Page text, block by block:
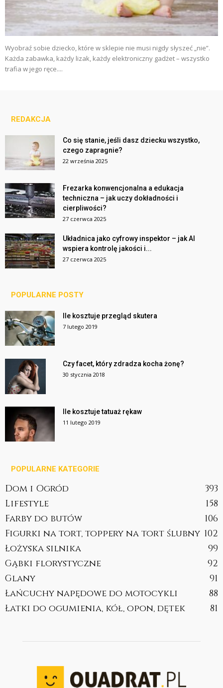
Wyobraź sobie dziecko, które w sklepie nie musi nigdy słyszeć „nie”.
Każda zabawka, każdy lizak, każdy elektroniczny gadżet – wszystko
trafia w jego ręce....
REDAKCJA
Co się stanie, jeśli dasz dziecku wszystko,
czego zapragnie?
22 września 2025
Frezarka konwencjonalna a edukacja
techniczna – jak uczy dokładności i
cierpliwości?
27 czerwca 2025
Układnica jako cyfrowy inspektor – jak AI
wspiera kontrolę jakości i...
27 czerwca 2025
POPULARNE POSTY
Ile kosztuje przegląd skutera
7 lutego 2019
Czy facet, który zdradza kocha żonę?
30 stycznia 2018
Ile kosztuje tatuaż rękaw
11 lutego 2019
POPULARNE KATEGORIE
Dom i Ogród
393
Lifestyle
158
Farby do butów
106
Figurki na tort, toppery na tort ślubny 102
Łożyska silnika
99
Gąbki florystyczne
92
Glany
91
Łańcuchy napędowe do motocykli
88
Łatki do ogumienia, kół, opon, dętek
81